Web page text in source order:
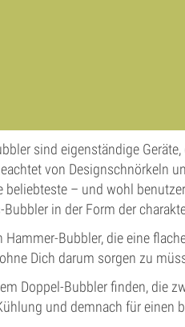
sind eigenständige
von Designschnörkeln
beliebteste – und wohl
Bubbler in der Form der
Hammer-Bubbler, die eine
Dich darum sorgen zu
Doppel-Bubbler finden, die
und demnach für einen